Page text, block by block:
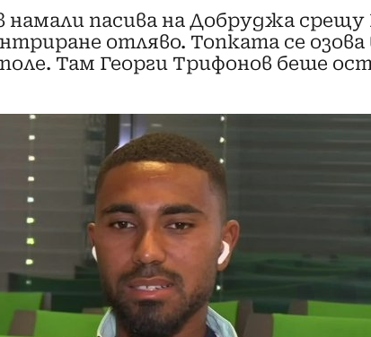
намали пасива на Добруджа
отляво. Топката се
Там Георги Трифонов беше